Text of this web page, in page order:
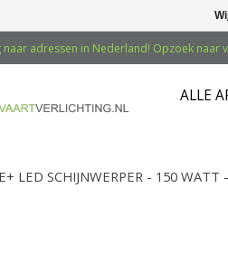
adressen in Nederland! Opzoek naar
ALLE
LED SCHIJNWERPER - 150